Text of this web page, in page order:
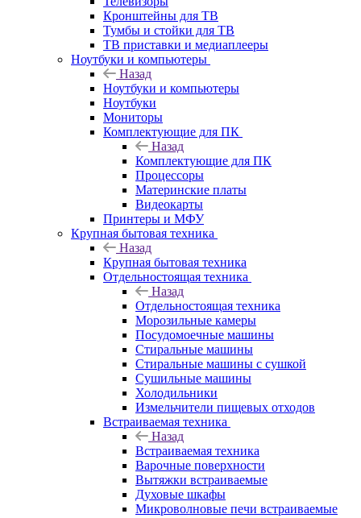
Кронштейны для ТВ
Тумбы и стойки для ТВ
ТВ приставки и медиаплееры
Ноутбуки и компьютеры
Назад
Ноутбуки и компьютеры
Ноутбуки
Мониторы
Комплектующие для ПК
Назад
Комплектующие для ПК
Процессоры
Материнские платы
Видеокарты
Принтеры и МФУ
Крупная бытовая техника
Назад
Крупная бытовая техника
Отдельностоящая техника
Назад
Отдельностоящая техника
Морозильные камеры
Посудомоечные машины
Стиральные машины
Стиральные машины с сушкой
Сушильные машины
Холодильники
Измельчители пищевых отходов
Встраиваемая техника
Назад
Встраиваемая техника
Варочные поверхности
Вытяжки встраиваемые
Духовые шкафы
Микроволновые печи встраиваемые